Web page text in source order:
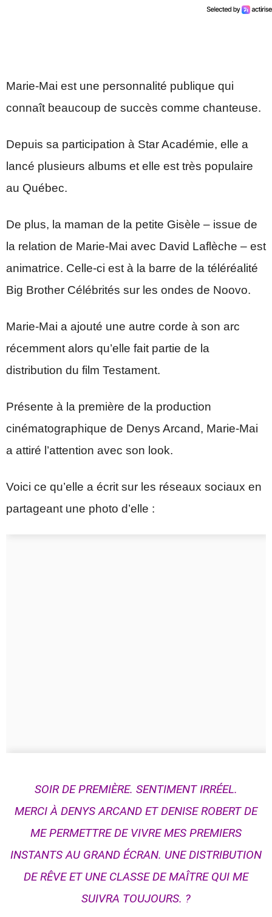
Marie-Mai est une personnalité publique qui
connaît beaucoup de succès comme chanteuse.
Depuis sa participation à Star Académie, elle a
lancé plusieurs albums et elle est très populaire
au Québec.
De plus, la maman de la petite Gisèle – issue de
la relation de Marie-Mai avec David Laflèche – est
animatrice. Celle-ci est à la barre de la téléréalité
Big Brother Célébrités sur les ondes de Noovo.
Marie-Mai a ajouté une autre corde à son arc
récemment alors qu’elle fait partie de la
distribution du film Testament.
Présente à la première de la production
cinématographique de Denys Arcand, Marie-Mai
a attiré l’attention avec son look.
Voici ce qu’elle a écrit sur les réseaux sociaux en
partageant une photo d’elle :
SOIR DE PREMIÈRE. SENTIMENT IRRÉEL.
MERCI À DENYS ARCAND ET DENISE ROBERT DE
ME PERMETTRE DE VIVRE MES PREMIERS
INSTANTS AU GRAND ÉCRAN. UNE DISTRIBUTION
DE RÊVE ET UNE CLASSE DE MAÎTRE QUI ME
SUIVRA TOUJOURS. ?